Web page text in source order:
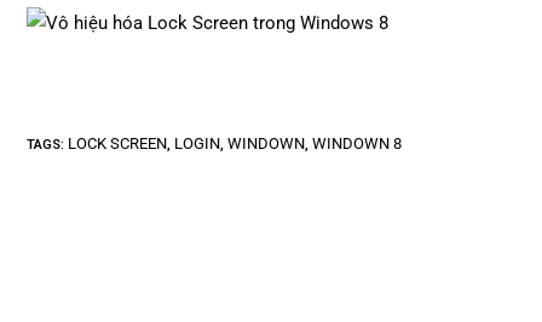
TAGS: LOCK SCREEN, LOGIN, WINDOWN, WINDOWN 8